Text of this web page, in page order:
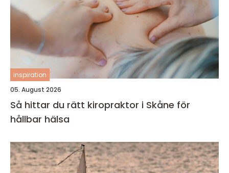
inspiration
05. August 2026
Så hittar du rätt kiropraktor i Skåne för
hållbar hälsa